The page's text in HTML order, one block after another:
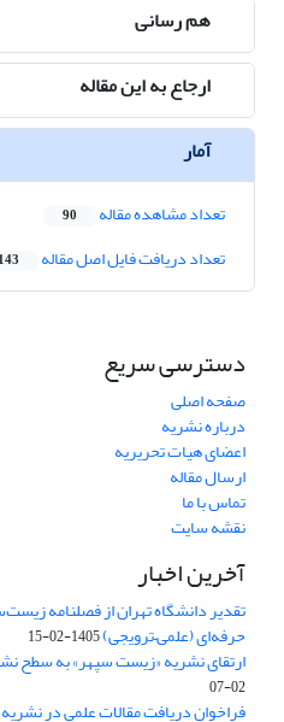
هم رسانی
ارجاع به این مقاله
آمار
تعداد مشاهده مقاله 90
تعداد دریافت فایل اصل مقاله 143
دسترسی سریع
صفحه اصلی
درباره نشریه
اعضای هیات تحریریه
ارسال مقاله
تماس با ما
نقشه سایت
آخرین اخبار
تقدیر دانشگاه تهران از فصلنامه
حرفه‌ای (علمی–ترویجی)1405-02-15
ارتقای نشریه «زیست‌ سپهر» به سطح
02-07
فراخوان دریافت مقالات علمی در